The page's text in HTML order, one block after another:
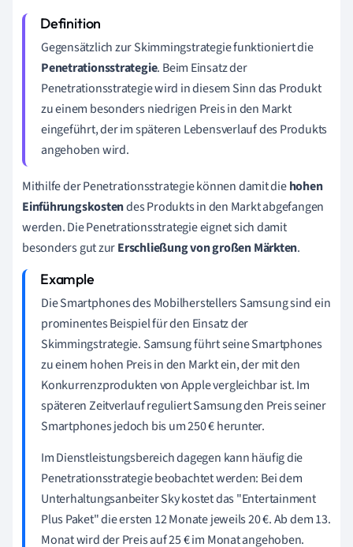
Gegensätzlich zur Skimmingstrategie funktioniert die
Penetrationsstrategie. Beim Einsatz der
Penetrationsstrategie wird in diesem Sinn das Produkt
zu einem besonders niedrigen Preis in den Markt
eingeführt, der im späteren Lebensverlauf des Produkts
angehoben wird.
Mithilfe der Penetrationsstrategie können damit diehohen
Einführungskostendes Produkts in den Markt abgefangen
werden. Die Penetrationsstrategie eignet sich damit
besonders gut zurErschließung von großen Märkten.
Die Smartphones des Mobilherstellers Samsung sind ein
prominentes Beispiel für den Einsatz der
Skimmingstrategie. Samsung führt seine Smartphones
zu einem hohen Preis in den Markt ein, der mit den
Konkurrenzprodukten von Apple vergleichbar ist. Im
späteren Zeitverlauf reguliert Samsung den Preis seiner
Smartphones jedoch bis um 250 € herunter.
Im Dienstleistungsbereich dagegen kann häufig die
Penetrationsstrategie beobachtet werden: Bei dem
Unterhaltungsanbeiter Sky kostet das "Entertainment
Plus Paket" die ersten 12 Monate jeweils 20 €. Ab dem 13.
Monat wird der Preis auf 25 € im Monat angehoben.